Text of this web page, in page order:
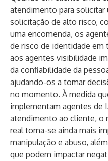
atendimento para
solicitação de alto risco,
uma encomenda, os
de risco de identidade em
aos agentes visibilidade
da confiabilidade da
ajudando-os a tomar
no momento. À medida
implementam agentes de
atendimento ao cliente, o
real torna-se ainda mais
manipulação e abuso,
que podem impactar